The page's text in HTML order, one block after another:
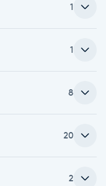
1
1
8
20
2